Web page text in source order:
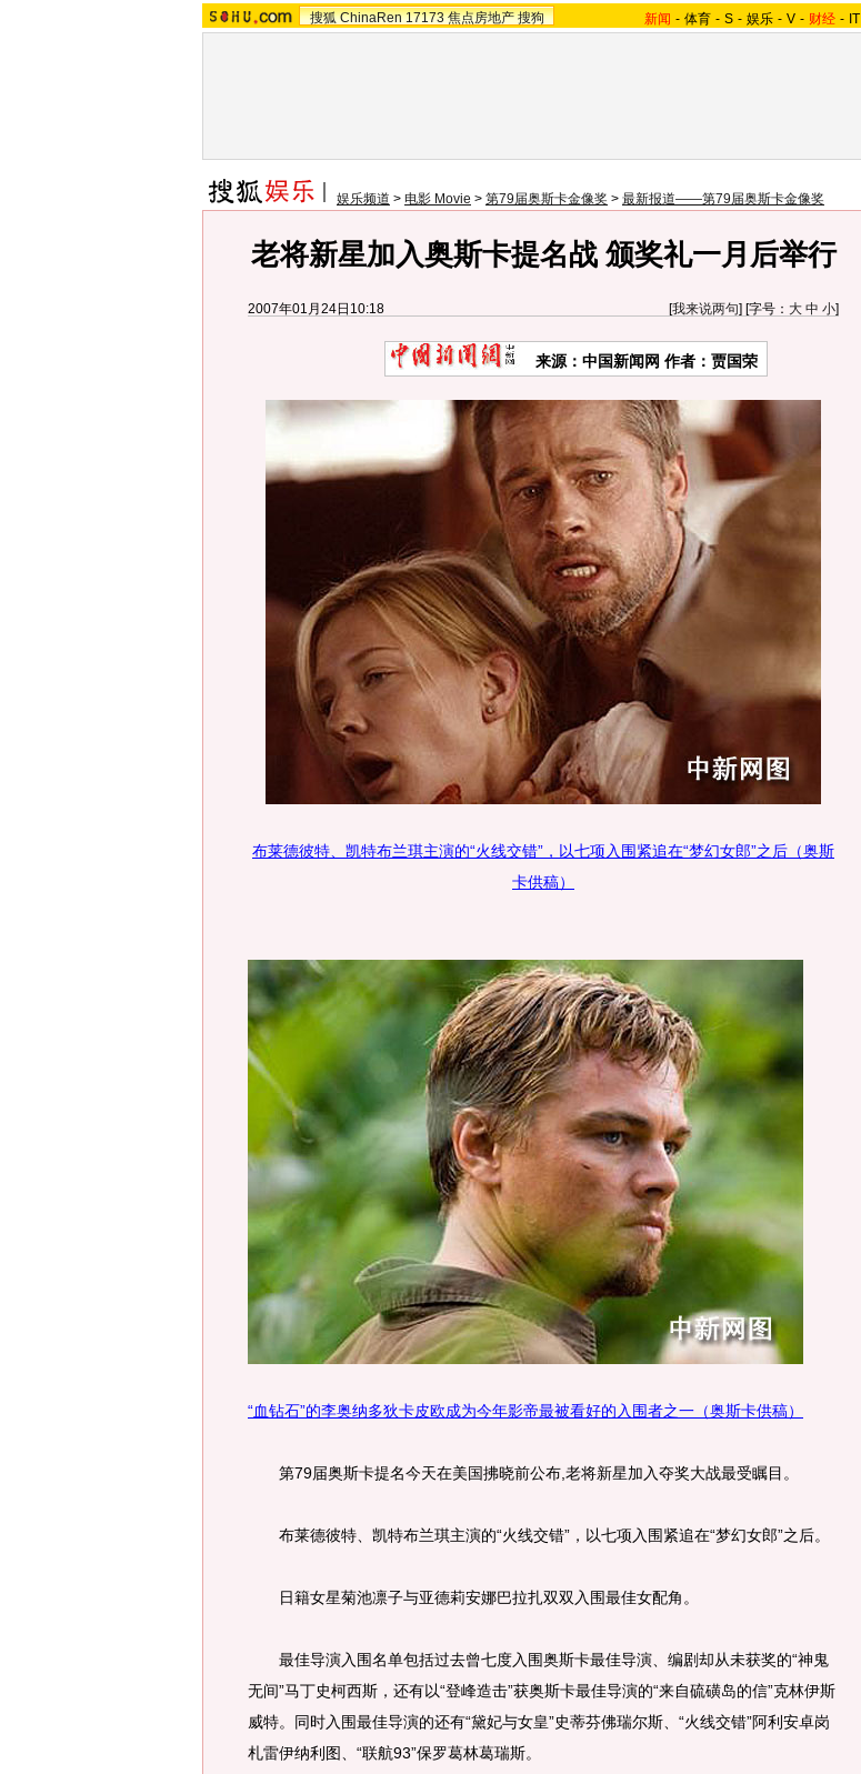
搜狐 ChinaRen 17173 焦点房地产 搜狗 新闻 - 体育 - S - 娱乐 - V - 财经 - IT
娱乐频道 > 电影 Movie > 第79届奥斯卡金像奖 > 最新报道——第79届奥斯卡金像奖
老将新星加入奥斯卡提名战 颁奖礼一月后举行
2007年01月24日10:18 [我来说两句] [字号： 大 中 小]
来源：中国新闻网 作者：贾国荣
布莱德彼特、凯特布兰琪主演的“火线交错”，以七项入围紧追在“梦幻女郎”之后（奥斯
卡供稿）
“血钻石”的李奥纳多狄卡皮欧成为今年影帝最被看好的入围者之一（奥斯卡供稿）
第79届奥斯卡提名今天在美国拂晓前公布,老将新星加入夺奖大战最受瞩目。
布莱德彼特、凯特布兰琪主演的“火线交错”，以七项入围紧追在“梦幻女郎”之后。
日籍女星菊池凛子与亚德莉安娜巴拉扎双双入围最佳女配角。
最佳导演入围名单包括过去曾七度入围奥斯卡最佳导演、编剧却从未获奖的“神鬼
无间”马丁史柯西斯，还有以“登峰造击”获奥斯卡最佳导演的“来自硫磺岛的信”克林伊斯
威特。同时入围最佳导演的还有“黛妃与女皇”史蒂芬佛瑞尔斯、“火线交错”阿利安卓岗
札雷伊纳利图、“联航93”保罗葛林葛瑞斯。